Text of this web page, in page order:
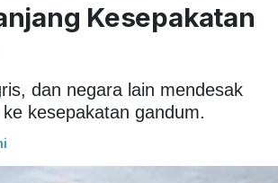
Kesepakatan
dan negara lain mendesak
kesepakatan gandum.